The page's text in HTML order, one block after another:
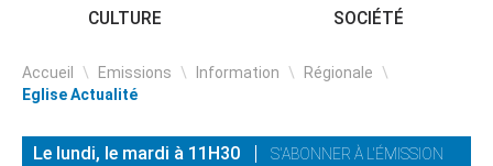
CULTURE SOCIÉTÉ
Accueil \ Emissions \ Information \ Régionale \
Eglise Actualité
Le lundi, le mardi à 11H30
S'ABONNER À L'ÉMISSION